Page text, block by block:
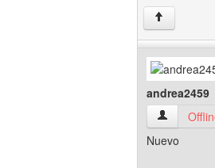
↑
andrea2459
Nuevo